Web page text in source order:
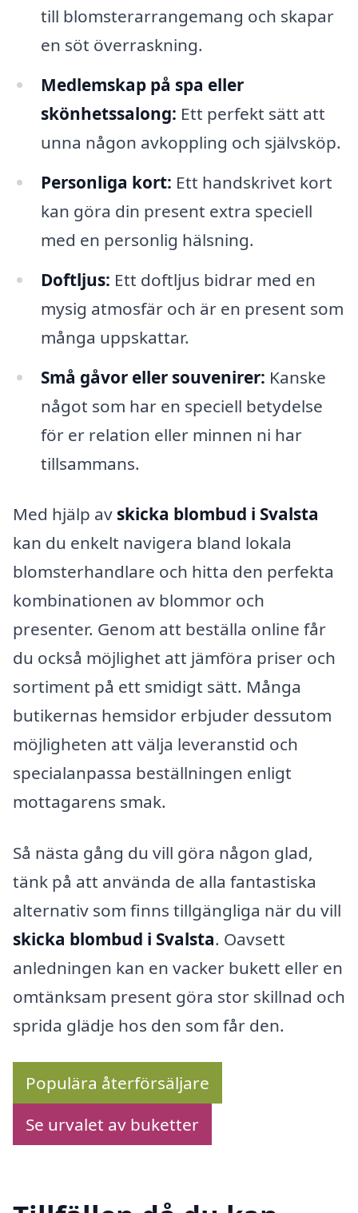
till blomsterarrangemang och skapar
en söt överraskning.
Medlemskap på spa eller
skönhetssalong: Ett perfekt sätt att
unna någon avkoppling och självsköp.
Personliga kort: Ett handskrivet kort
kan göra din present extra speciell
med en personlig hälsning.
Doftljus: Ett doftljus bidrar med en
mysig atmosfär och är en present som
många uppskattar.
Små gåvor eller souvenirer: Kanske
något som har en speciell betydelse
för er relation eller minnen ni har
tillsammans.
Med hjälp av skicka blombud i Svalsta
kan du enkelt navigera bland lokala
blomsterhandlare och hitta den perfekta
kombinationen av blommor och
presenter. Genom att beställa online får
du också möjlighet att jämföra priser och
sortiment på ett smidigt sätt. Många
butikernas hemsidor erbjuder dessutom
möjligheten att välja leveranstid och
specialanpassa beställningen enligt
mottagarens smak.
Så nästa gång du vill göra någon glad,
tänk på att använda de alla fantastiska
alternativ som finns tillgängliga när du vill
skicka blombud i Svalsta. Oavsett
anledningen kan en vacker bukett eller en
omtänksam present göra stor skillnad och
sprida glädje hos den som får den.
Populära återförsäljare
Se urvalet av buketter